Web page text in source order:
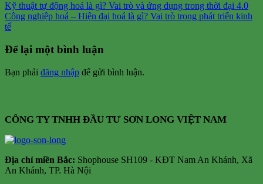
Kỹ thuật tự động hoá là gì? Vai trò và ứng dụng trong thời đại 4.0
Công nghiệp hoá – Hiện đại hoá là gì? Vai trò trong phát triển kinh
tế
Để lại một bình luận
Bạn phải đăng nhập để gửi bình luận.
CÔNG TY TNHH ĐẦU TƯ SƠN LONG VIỆT NAM
Địa chỉ miền Bắc: Shophouse SH109 - KĐT Nam An Khánh, Xã
An Khánh, TP. Hà Nội